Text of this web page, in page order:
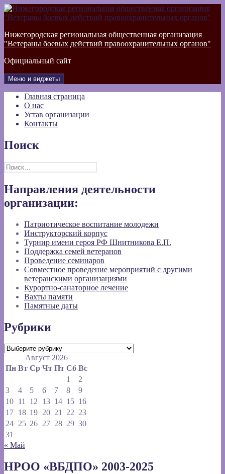
Перейти
к
Нижегородская региональная общественная организация
"Ветераны боевых действий правоохранительных органов"
Официальный сайт
Меню и виджеты
Главная страница
О нас
Устав организации
Контакты
Поиск
Найти:
Направления деятельности
организации:
Патриотическое воспитание молодежи
Инструкторский корпус
Турнир имени героя РФ Шнитникова Е.П.
Поддержка семей ветеранов
Проведение семинаров
Совместное проведение мероприятий с другими
ветеранскими организациями
Курортно-санаторное лечение
Вахты памяти
Памятные даты
Рубрики
Рубрики
Август 2026
Пн Вт Ср Чт Пт Сб Вс
1
2
3
4 5 6 7 8
9
10 11 12 13 14 15 16
17 18 19 20 21 22 23
24 25 26 27 28 29 30
31
« Май
НРОО «ВБДПО» 2003-2025